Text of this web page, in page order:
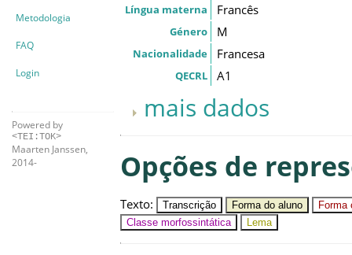
Metodologia
FAQ
Login
Powered by
<TEI:TOK>
Maarten Janssen,
2014-
Língua materna Francês
Género M
Nacionalidade Francesa
QECRL A1
mais dados
Opções de
Texto: Transcrição Forma do aluno
Forma
Classe morfossintática
Lema